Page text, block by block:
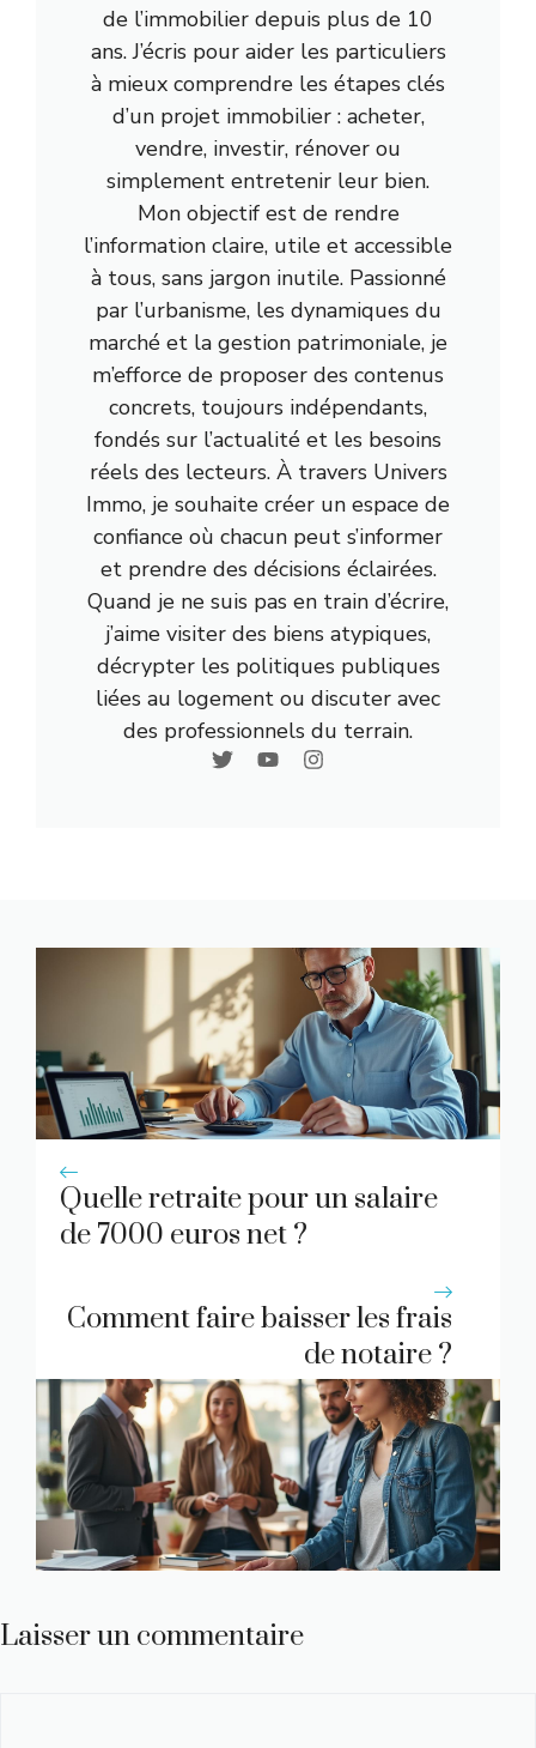
de l’immobilier depuis plus de 10
ans. J’écris pour aider les particuliers
à mieux comprendre les étapes clés
d’un projet immobilier : acheter,
vendre, investir, rénover ou
simplement entretenir leur bien.
Mon objectif est de rendre
l’information claire, utile et accessible
à tous, sans jargon inutile. Passionné
par l’urbanisme, les dynamiques du
marché et la gestion patrimoniale, je
m’efforce de proposer des contenus
concrets, toujours indépendants,
fondés sur l’actualité et les besoins
réels des lecteurs. À travers Univers
Immo, je souhaite créer un espace de
confiance où chacun peut s’informer
et prendre des décisions éclairées.
Quand je ne suis pas en train d’écrire,
j’aime visiter des biens atypiques,
décrypter les politiques publiques
liées au logement ou discuter avec
des professionnels du terrain.
Quelle retraite pour un salaire
de 7000 euros net ?
Comment faire baisser les frais
de notaire ?
Laisser un commentaire